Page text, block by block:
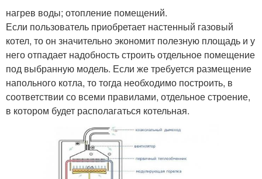
нагрев воды; отопление помещений.
Если пользователь приобретает настенный газовый
котел, то он значительно экономит полезную площадь и у
него отпадает надобность строить отдельное помещение
под выбранную модель. Если же требуется размещение
напольного котла, то тогда необходимо построить, в
соответствии со всеми правилами, отдельное строение,
в котором будет располагаться котельная.